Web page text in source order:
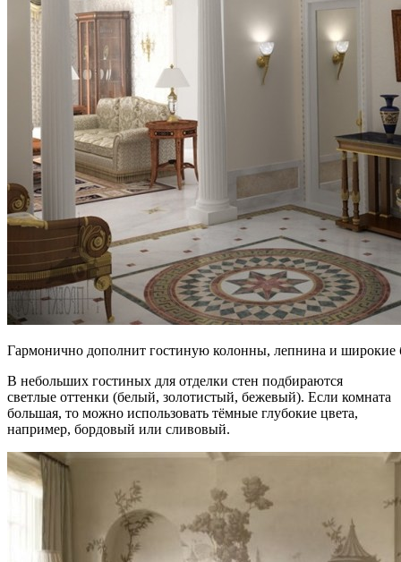
Гармонично дополнит гостиную колонны, лепнина и широкие
В небольших гостиных для отделки стен подбираются
светлые оттенки (белый, золотистый, бежевый). Если комната
большая, то можно использовать тёмные глубокие цвета,
например, бордовый или сливовый.